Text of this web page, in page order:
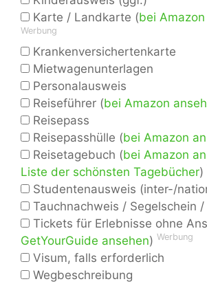
Karte / Landkarte (bei
Werbung
Krankenversichertenkarte
Mietwagenunterlagen
Personalausweis
Reiseführer (bei Amazon
Reisepass
Reisepasshülle (bei Amazon
Reisetagebuch (bei Amazon
Liste der schönsten Tagebücher)
Studentenausweis (inter-/
Tauchnachweis / Segelschein /
Tickets für Erlebnisse ohne
GetYourGuide ansehen) Werbung
Visum, falls erforderlich
Wegbeschreibung